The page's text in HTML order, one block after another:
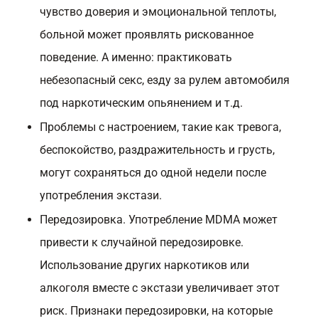
чувство доверия и эмоциональной теплоты,
больной может проявлять рискованное
поведение. А именно: практиковать
небезопасный секс, езду за рулем автомобиля
под наркотическим опьянением и т.д.
Проблемы с настроением, такие как тревога,
беспокойство, раздражительность и грусть,
могут сохраняться до одной недели после
употребления экстази.
Передозировка. Употребление MDMA может
привести к случайной передозировке.
Использование других наркотиков или
алкоголя вместе с экстази увеличивает этот
риск. Признаки передозировки, на которые